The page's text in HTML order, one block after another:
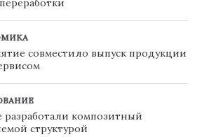
совместило выпуск продукции
разработали композитный
структурой